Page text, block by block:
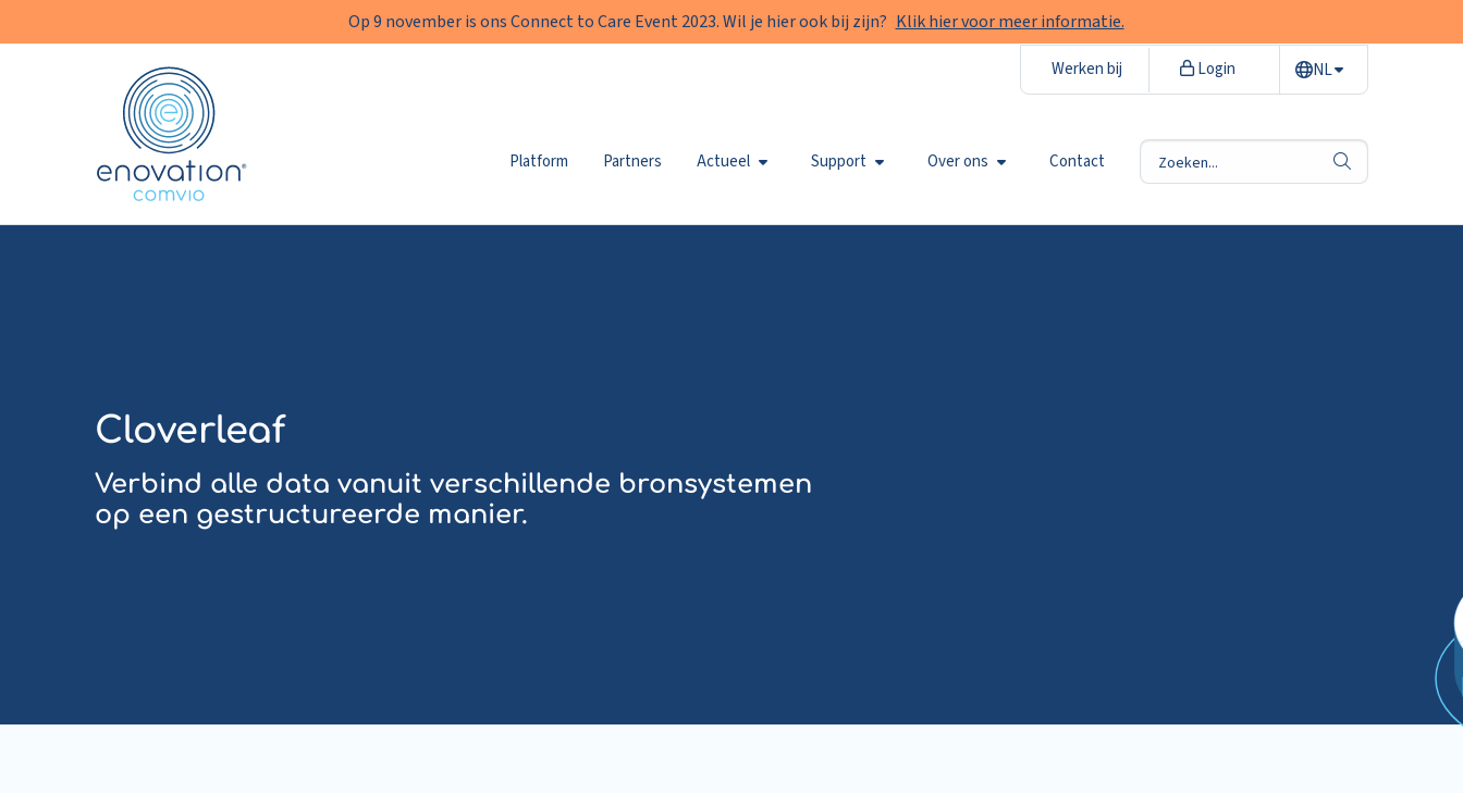
Op 9 november is ons Connect to Care Event 2023. Wil je hier ook bij zijn? Klik hier voor meer informatie.
Enovation
Platform Partners Actueel Support Over ons Contact
zoek
Werken bij Login NL
Cloverleaf
Verbind alle data vanuit verschillende bronsystemen
op een gestructureerde manier.